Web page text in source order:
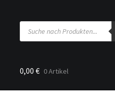
Products
search
0,00 € 0 Artikel